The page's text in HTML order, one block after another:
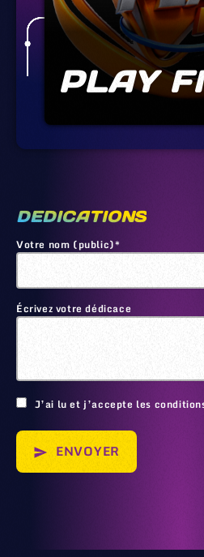
PLAY
DEDICATIONS
Votre nom (public)*
Écrivez votre dédicace
J’ai lu et j’accepte les
send ENVOYER